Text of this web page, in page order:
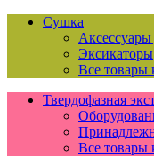
Сушка
Аксессуары
Эксикаторы
Все товары
Твердофазная
Все товары